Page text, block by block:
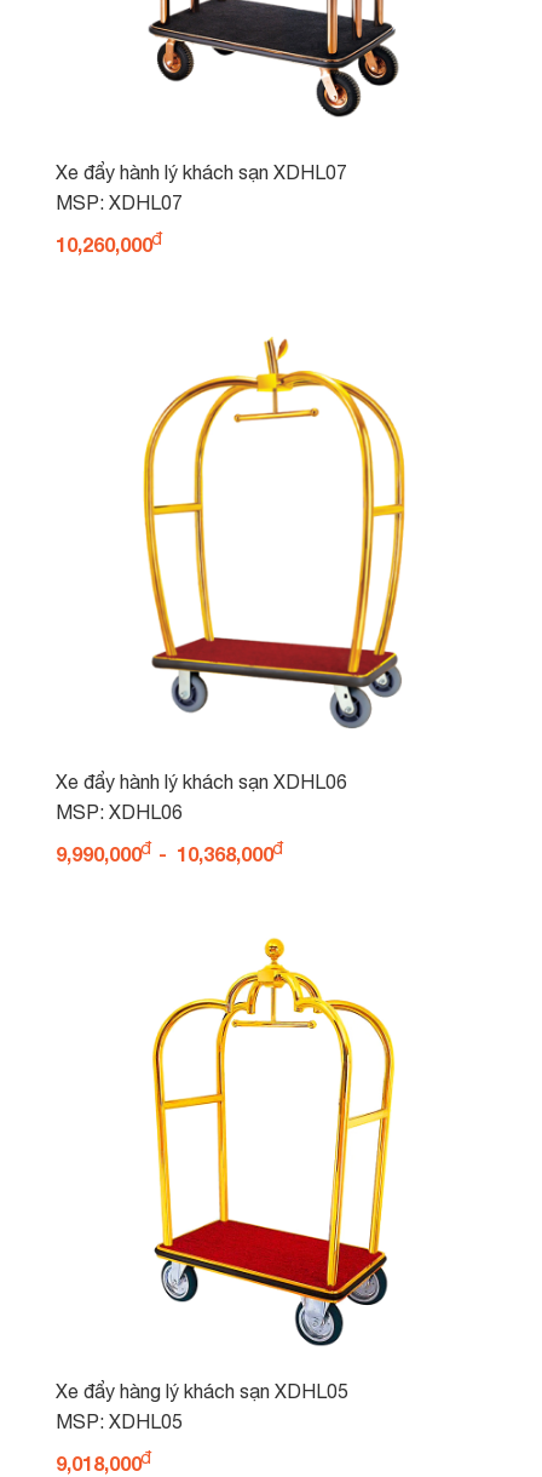
Xe đẩy hành lý khách sạn XDHL07
MSP: XDHL07
10,260,000
Xe đẩy hành lý khách sạn XDHL06
MSP: XDHL06
9,990,000 - 10,368,000
Xe đẩy hàng lý khách sạn XDHL05
MSP: XDHL05
9,018,000